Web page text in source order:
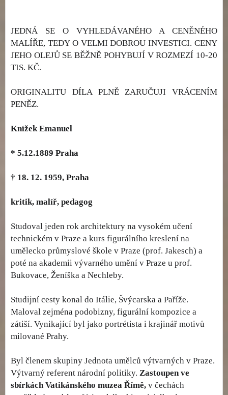
JEDNÁ SE O VYHLEDÁVANÉHO A CENĚNÉHO
MALÍŘE, TEDY O VELMI DOBROU INVESTICI. CENY
JEHO OLEJŮ SE BĚŽNĚ POHYBUJÍ V ROZMEZÍ 10-20
TIS. KČ.
ORIGINALITU DÍLA PLNĚ ZARUČUJI VRÁCENÍM
PENĚZ.
Knížek Emanuel
* 5.12.1889 Praha
† 18. 12. 1959, Praha
kritik, malíř, pedagog
Studoval jeden rok architektury na vysokém učení
technickém v Praze a kurs figurálního kreslení na
umělecko průmyslové škole v Praze (prof. Jakesch) a
poté na akademii vývarného umění v Praze u prof.
Bukovace, Ženíška a Nechleby.
Studijní cesty konal do Itálie, Švýcarska a Paříže.
Maloval zejména podobizny, figurální kompozice a
zátiší. Vynikající byl jako portrétista i krajinář motivů
milované Prahy.
Byl členem skupiny Jednota umělců výtvarných v Praze.
Výtvarný referent národní politiky. Zastoupen ve
sbírkách Vatikánského muzea Římě, v čechách